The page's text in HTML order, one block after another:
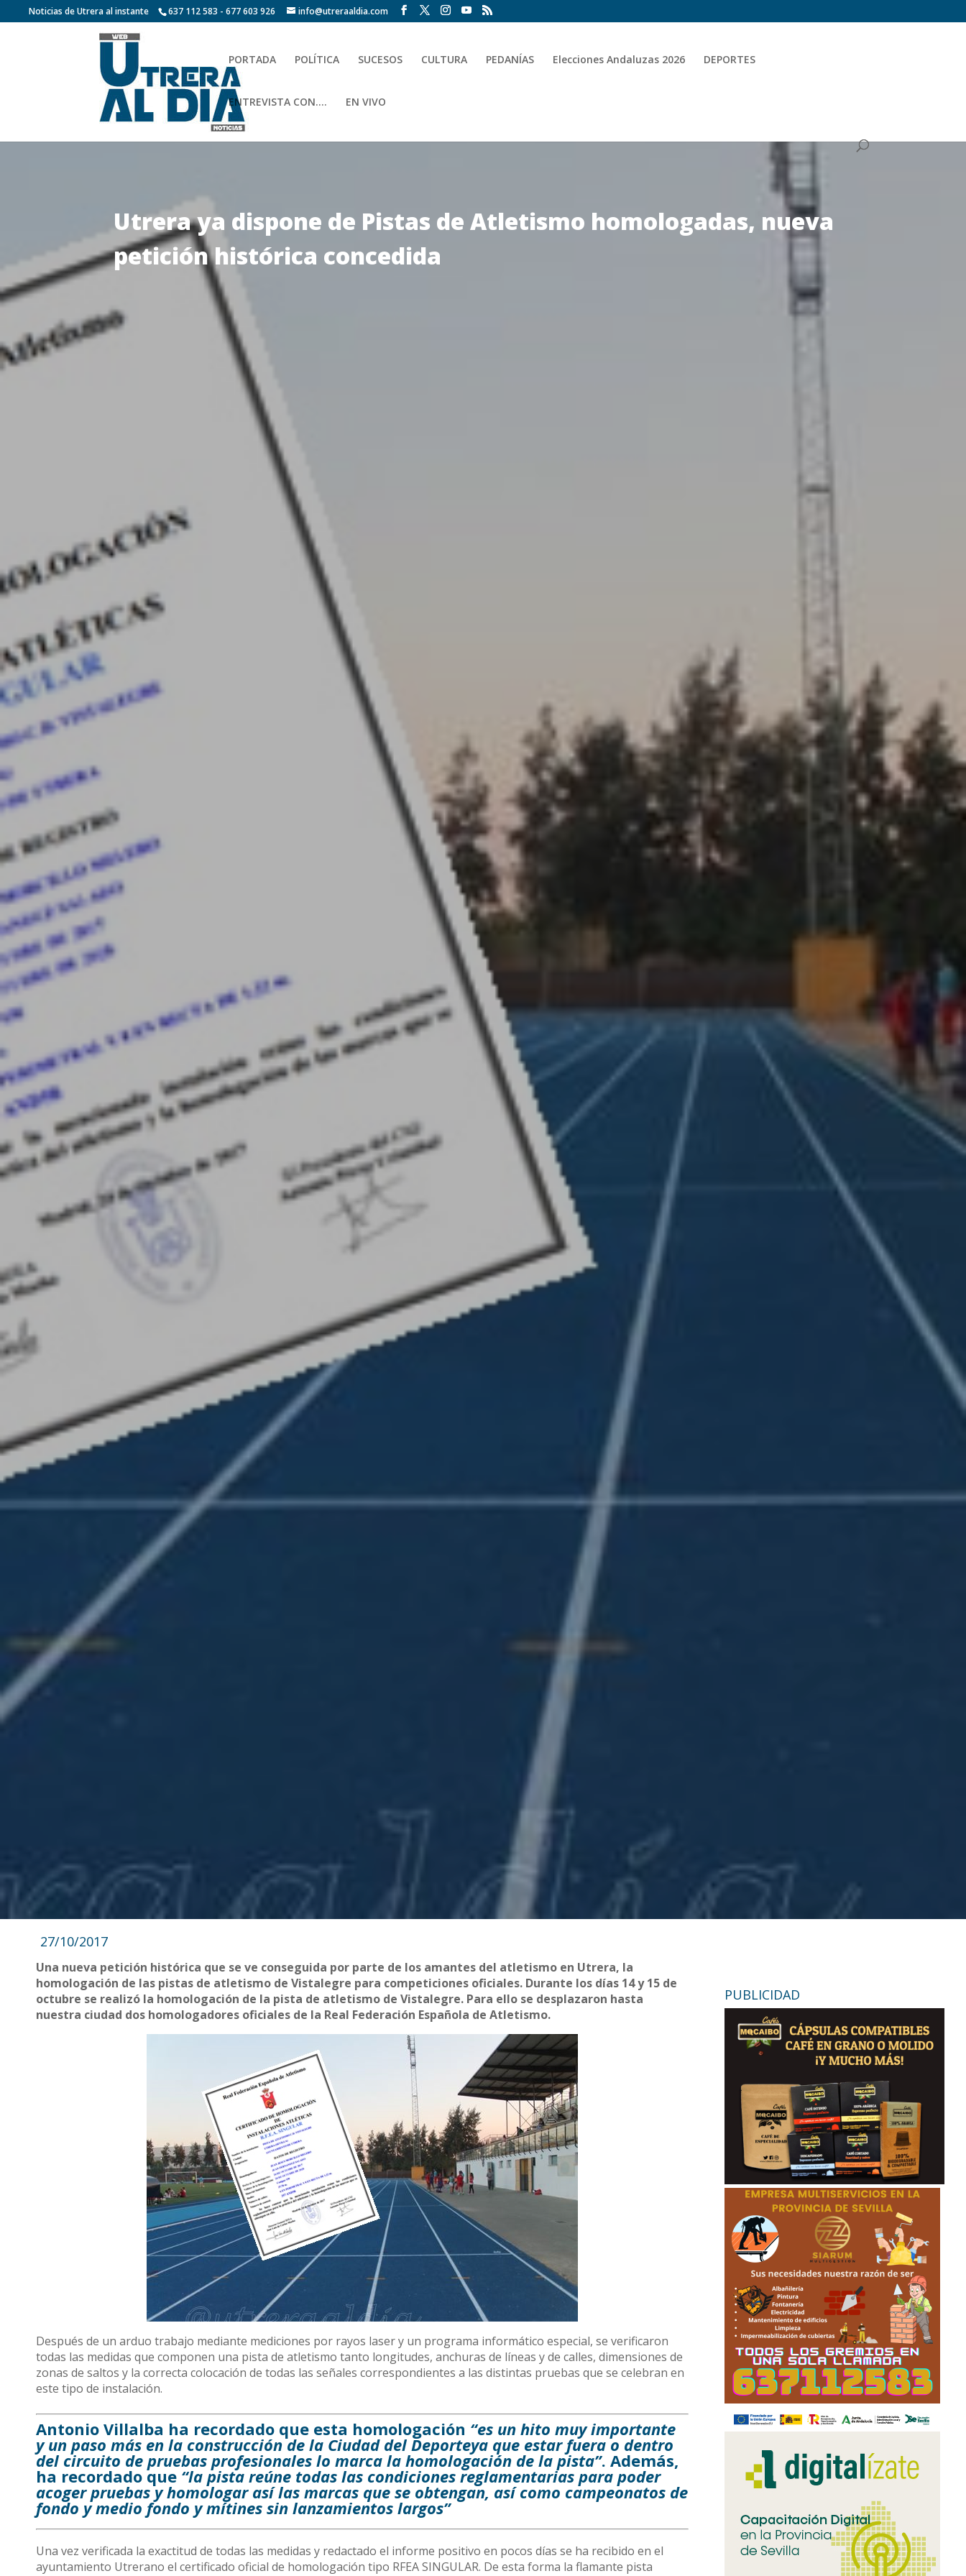
Noticias de Utrera al instante 637 112 583 - 677 603 926 info@utreraaldia.com
PORTADA POLÍTICA SUCESOS CULTURA PEDANÍAS Elecciones Andaluzas 2026 DEPORTES
ENTREVISTA CON…. EN VIVO
Utrera ya dispone de Pistas de Atletismo homologadas, nueva
petición histórica concedida
27/10/2017
Una nueva petición histórica que se ve conseguida por parte de los amantes del atletismo en Utrera, la
homologación de las pistas de atletismo de Vistalegre para competiciones oficiales. Durante los días 14 y 15 de
octubre se realizó la homologación de la pista de atletismo de Vistalegre. Para ello se desplazaron hasta
nuestra ciudad dos homologadores oficiales de la Real Federación Española de Atletismo.
Después de un arduo trabajo mediante mediciones por rayos laser y un programa informático especial, se verificaron
todas las medidas que componen una pista de atletismo tanto longitudes, anchuras de líneas y de calles, dimensiones de
zonas de saltos y la correcta colocación de todas las señales correspondientes a las distintas pruebas que se celebran en
este tipo de instalación.
Antonio Villalba ha recordado que esta homologación “es un hito muy importante
y un paso más en la construcción de la Ciudad del Deporteya que estar fuera o dentro
del circuito de pruebas profesionales lo marca la homologación de la pista”. Además,
ha recordado que “la pista reúne todas las condiciones reglamentarias para poder
acoger pruebas y homologar así las marcas que se obtengan, así como campeonatos de
fondo y medio fondo y mítines sin lanzamientos largos”
Una vez verificada la exactitud de todas las medidas y redactado el informe positivo en pocos días se ha recibido en el
ayuntamiento Utrerano el certificado oficial de homologación tipo RFEA SINGULAR. De esta forma la flamante pista
PUBLICIDAD